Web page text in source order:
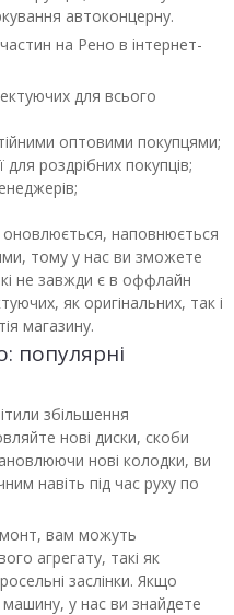
автоконцерну.
на Рено в інтернет-
для всього
оптовими покупцями;
роздрібних покупців;
наповнюється
тому у нас ви зможете
не завжди є в оффлайн
як оригінальних, так і
магазину.
популярні
збільшення
нові диски, скоби
нові колодки, ви
навіть під час руху по
вам можуть
агрегату, такі як
заслінки. Якщо
у нас ви знайдете